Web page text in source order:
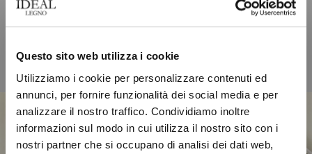
Questo sito web utilizza i cookie
Utilizziamo i cookie per personalizzare contenuti ed
annunci, per fornire funzionalità dei social media e per
analizzare il nostro traffico. Condividiamo inoltre
informazioni sul modo in cui utilizza il nostro sito con i
nostri partner che si occupano di analisi dei dati web,